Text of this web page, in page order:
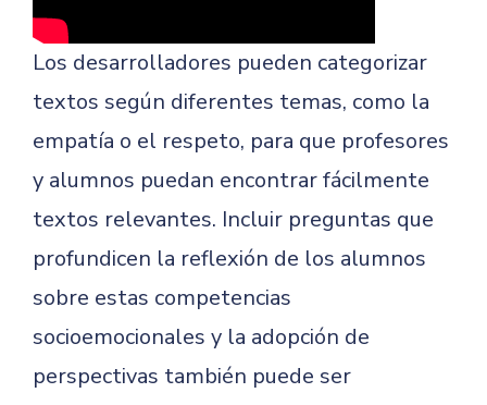
Los desarrolladores pueden categorizar
textos según diferentes temas, como la
empatía o el respeto, para que profesores
y alumnos puedan encontrar fácilmente
textos relevantes. Incluir preguntas que
profundicen la reflexión de los alumnos
sobre estas competencias
socioemocionales y la adopción de
perspectivas también puede ser